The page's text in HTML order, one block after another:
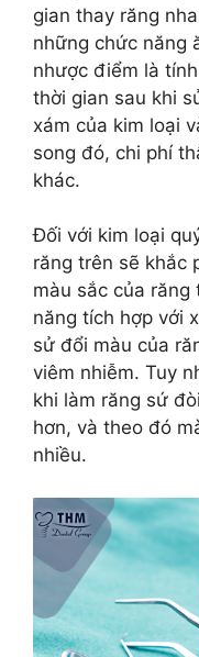
gian thay răng
những chức năng
nhược điểm là
thời gian sau khi
xám của kim loại
song đó, chi phí
khác.
Đối với kim loại
răng trên sẽ khắc
màu sắc của
năng tích hợp với
sử đổi màu của
viêm nhiễm. Tuy
khi làm răng sứ
hơn, và theo đó
nhiều.